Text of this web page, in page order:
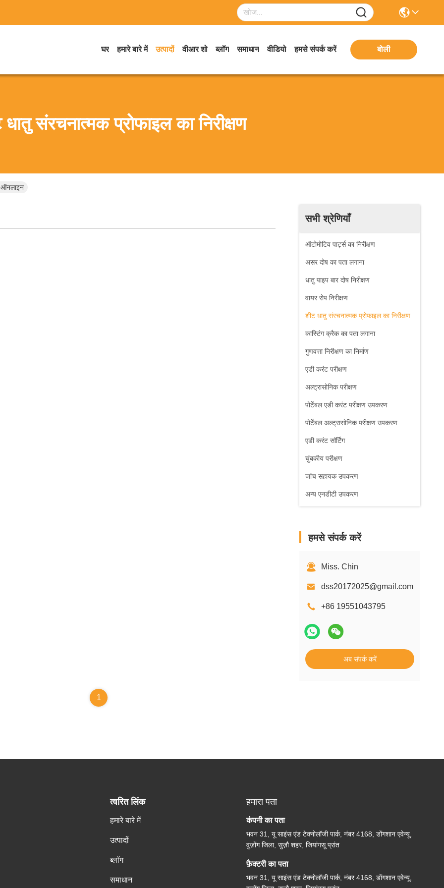
घर हमारे बारे में उत्पादों वीआर शो ब्लॉग समाधान वीडियो हमसे संपर्क करें बोली
धातु संरचनात्मक प्रोफाइल का निरीक्षण
ऑनलाइन
सभी श्रेणियाँ
ऑटोमोटिव पार्ट्स का निरीक्षण
असर दोष का पता लगाना
धातु पाइप बार दोष निरीक्षण
वायर रोप निरीक्षण
शीट धातु संरचनात्मक प्रोफाइल का निरीक्षण
कास्टिंग क्रैक का पता लगाना
गुणवत्ता निरीक्षण का निर्माण
एडी करंट परीक्षण
अल्ट्रासोनिक परीक्षण
पोर्टेबल एडी करंट परीक्षण उपकरण
पोर्टेबल अल्ट्रासोनिक परीक्षण उपकरण
एडी करंट सॉर्टिंग
चुंबकीय परीक्षण
जांच सहायक उपकरण
अन्य एनडीटी उपकरण
हमसे संपर्क करें
Miss. Chin
dss20172025@gmail.com
+86 19551043795
अब संपर्क करें
1
त्वरित लिंक
हमारे बारे में
उत्पादों
ब्लॉग
समाधान
हमारा पता
कंपनी का पता
भवन 31, यू साइंस एंड टेक्नोलॉजी पार्क, नंबर 4168, डोंगशान एवेन्यू,
वुज़ोंग जिला, सुज़ौ शहर, जियांगसू प्रांत
फ़ैक्टरी का पता
भवन 31, यू साइंस एंड टेक्नोलॉजी पार्क, नंबर 4168, डोंगशान एवेन्यू,